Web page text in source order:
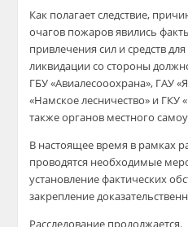
Как полагает следствие,
очагов пожаров явились
привлечения сил и средств
ликвидации со стороны
ГБУ «Авиалесооохрана», ГАУ
«Намское лесничество» и ГКУ
также органов местного
В настоящее время в рамках
проводятся необходимые
установление фактических
закрепление
Расследование продолжается.